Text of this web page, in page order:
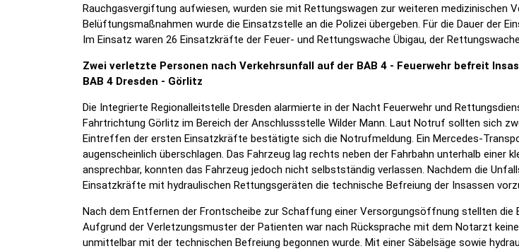
Rauchgasvergiftung aufwiesen, wurden sie mit Rettungswagen zur weiteren medizinischen
Belüftungsmaßnahmen wurde die Einsatzstelle an die Polizei übergeben. Für die Dauer der
Im Einsatz waren 26 Einsatzkräfte der Feuer- und Rettungswache Übigau, der
Zwei verletzte Personen nach Verkehrsunfall auf der BAB 4 - Feuerwehr befreit
BAB 4 Dresden - Görlitz
Die Integrierte Regionalleitstelle Dresden alarmierte in der Nacht Feuerwehr und
Fahrtrichtung Görlitz im Bereich der Anschlussstelle Wilder Mann. Laut Notruf sollten sich
Eintreffen der ersten Einsatzkräfte bestätigte sich die Notrufmeldung. Ein Mercedes-
augenscheinlich überschlagen. Das Fahrzeug lag rechts neben der Fahrbahn unterhalb einer
ansprechbar, konnten das Fahrzeug jedoch nicht selbstständig verlassen. Nachdem die
Einsatzkräfte mit hydraulischen Rettungsgeräten die technische Befreiung der Insassen
Nach dem Entfernen der Frontscheibe zur Schaffung einer Versorgungsöffnung stellten
Aufgrund der Verletzungsmuster der Patienten war nach Rücksprache mit dem Notarzt
unmittelbar mit der technischen Befreiung begonnen wurde. Mit einer Säbelsäge sowie